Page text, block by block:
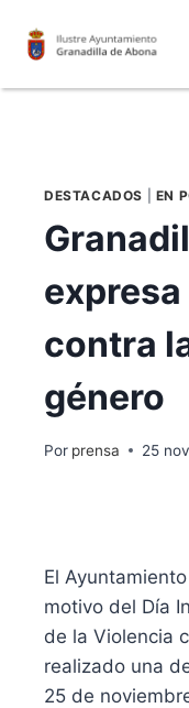
DESTACADOS EN
contra
género
Por prensa 25
El
motivo del Día
de la Violencia
realizado una
25 de